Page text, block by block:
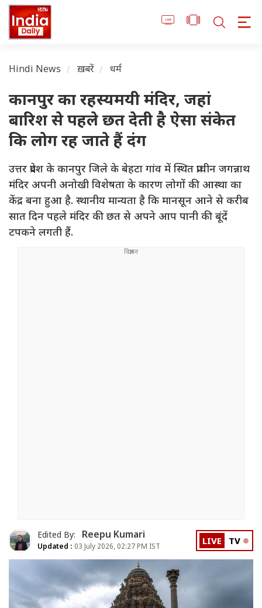
Hindi News ख़बरें धर्म
कानपुर का रहस्यमयी मंदिर, जहां
बारिश से पहले छत देती है ऐसा संकेत
कि लोग रह जाते हैं दंग
उत्तर प्रदेश के कानपुर जिले के बेहटा गांव में स्थित प्राचीन जगन्नाथ
मंदिर अपनी अनोखी विशेषता के कारण लोगों की आस्था का
केंद्र बना हुआ है. स्थानीय मान्यता है कि मानसून आने से करीब
सात दिन पहले मंदिर की छत से अपने आप पानी की बूंदें
टपकने लगती हैं.
Edited By: Reepu Kumari
Updated : 03 July 2026, 02:27 PM IST LIVE TV